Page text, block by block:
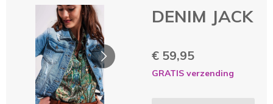
DENIM JACK
€ 59,95
GRATIS verzending